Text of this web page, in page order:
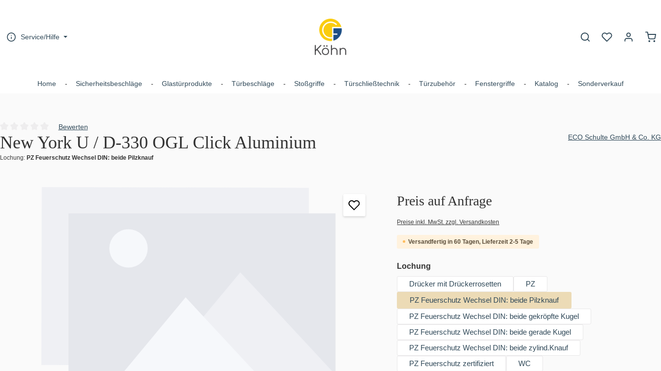
Service/Hilfe
Du hast 0
Home Sicherheitsbeschläge Glastürprodukte Türbeschläge Stoßgriffe Türschließtechnik Türzubehör Fenstergriffe Katalog Sonderverkauf
Durchschnittliche Bewertung von 0 von 5 Sternen
Bewerten
New York U / D-330 OGL Click Aluminium
Lochung: PZ Feuerschutz Wechsel DIN: beide Pilzknauf
ECO Schulte GmbH & Co. KG
Preis auf Anfrage
Preise inkl. MwSt. zzgl. Versandkosten
Versandfertig in 60 Tagen, Lieferzeit 2-5 Tage
Lochung
Drücker mit Drückerrosetten
PZ
PZ Feuerschutz Wechsel DIN: beide Pilzknauf
PZ Feuerschutz Wechsel DIN: beide gekröpfte Kugel
PZ Feuerschutz Wechsel DIN: beide gerade Kugel
PZ Feuerschutz Wechsel DIN: beide zylind.Knauf
PZ Feuerschutz zertifiziert
WC